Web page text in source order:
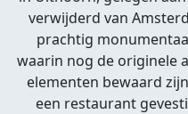
verwijderd van
prachtig
waarin nog de originele
elementen bewaard
een restaurant